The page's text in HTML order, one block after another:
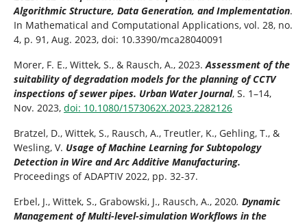
Algorithmic Structure, Data Generation, and Implementation.
In Mathematical and Computational Applications, vol. 28, no.
4, p. 91, Aug. 2023, doi: 10.3390/mca28040091
Morer, F. E., Wittek, S., & Rausch, A., 2023. Assessment of the
suitability of degradation models for the planning of CCTV
inspections of sewer pipes. Urban Water Journal, S. 1–14,
Nov. 2023, doi: 10.1080/1573062X.2023.2282126
Bratzel, D., Wittek, S., Rausch, A., Treutler, K., Gehling, T., &
Wesling, V. Usage of Machine Learning for Subtopology
Detection in Wire and Arc Additive Manufacturing.
Proceedings of ADAPTIV 2022, pp. 32-37.
Erbel, J., Wittek, S., Grabowski, J., Rausch, A., 2020. Dynamic
Management of Multi-level-simulation Workflows in the